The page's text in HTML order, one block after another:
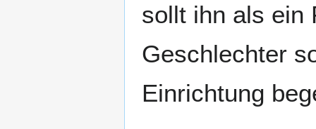
sollt ihn als ein
Geschlechter
Einrichtung